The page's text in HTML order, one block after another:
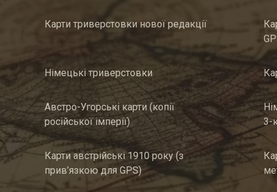
Карти триверстовки нової редакції
Німецькі триверстовки
Австро-Угорські карти (копії
російської імперії)
3-
Карти австрійські 1910 року (з
прив’язкою для GPS)